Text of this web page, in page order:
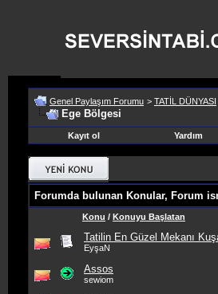
Genel Paylaşım Forumu > TATİL DÜNYASI
Ege Bölgesi
Kayıt ol Yardım
Forumda bulunan Konular, Forum
Konu / Konuyu Başlatan
Tatilin En Güzel Mekanı
EyşaN
Assos
sewiom